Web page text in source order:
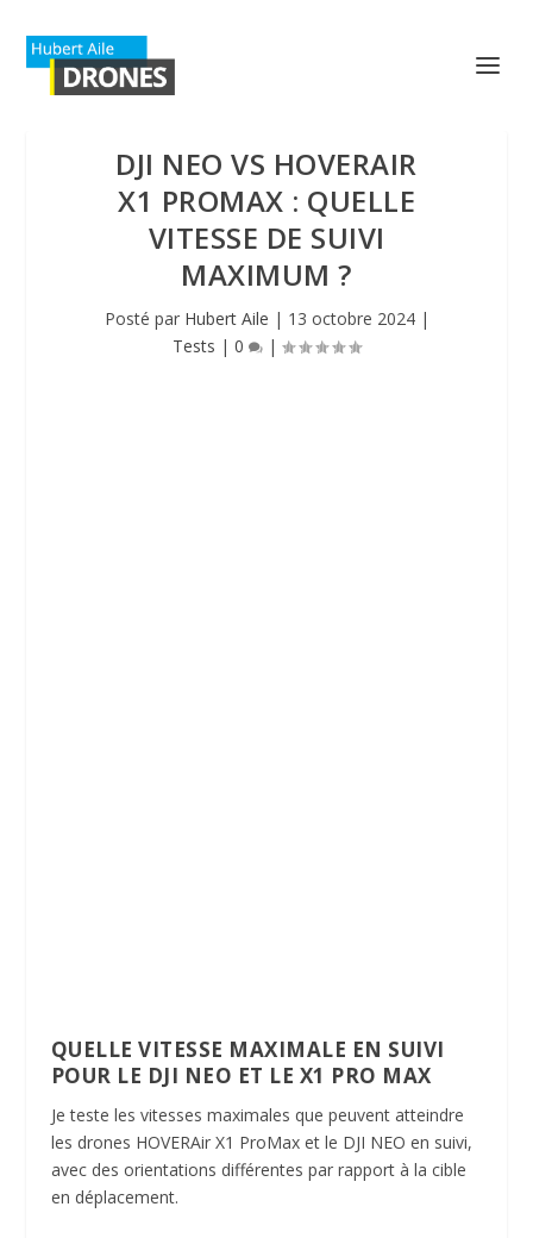
DJI NEO VS HOVERAIR
X1 PROMAX : QUELLE
VITESSE DE SUIVI
MAXIMUM ?
Posté par Hubert Aile | 13 octobre 2024|
Tests | 0 |
QUELLE VITESSE MAXIMALE EN SUIVI
POUR LE DJI NEO ET LE X1 PRO MAX
Je teste les vitesses maximales que peuvent atteindre
les drones HOVERAir X1 ProMax et le DJI NEO en suivi,
avec des orientations différentes par rapport à la cible
en déplacement.